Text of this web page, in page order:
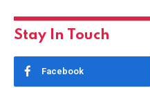
Stay In Touch
Facebook